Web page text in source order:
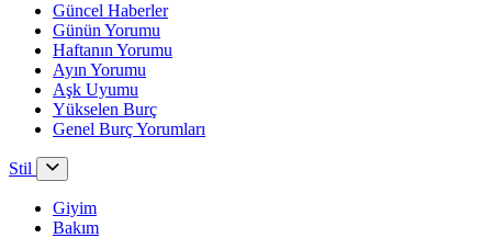
Güncel Haberler
Günün Yorumu
Haftanın Yorumu
Ayın Yorumu
Aşk Uyumu
Yükselen Burç
Genel Burç Yorumları
Stil
Giyim
Bakım